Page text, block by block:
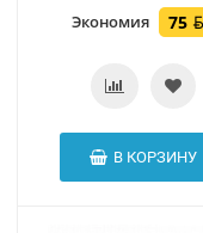
Экономия 75
В КОРЗИНУ